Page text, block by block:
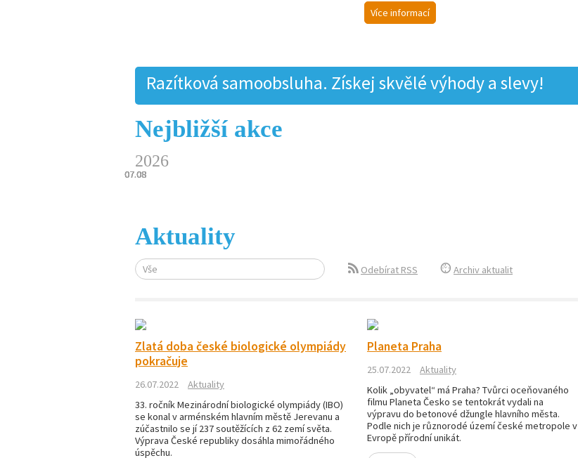
Více informací
Razítková samoobsluha. Získej skvělé výhody a slevy!
Nejbližší akce
2026
07.08
07.08
07.08
07.08
07.08
Aktuality
Vše Odebírat RSS Archiv aktualit
Zlatá doba české biologické olympiády
pokračuje
26.07.2022
Aktuality
33. ročník Mezinárodní biologické olympiády (IBO)
se konal v arménském hlavním městě Jerevanu a
zúčastnilo se jí 237 soutěžících z 62 zemí světa.
Výprava České republiky dosáhla mimořádného
úspěchu.
Planeta Praha
25.07.2022
Aktuality
Kolik „obyvatel“ má Praha? Tvůrci oceňovaného
filmu Planeta Česko se tentokrát vydali na
výpravu do betonové džungle hlavního města.
Podle nich je různorodé území české metropole v
Evropě přírodní unikát.